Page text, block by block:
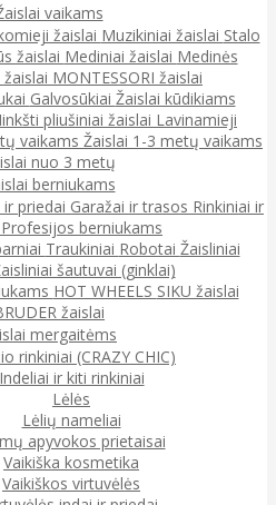
vaikams
žaislai Muzikiniai žaislai Stalo
žaislai Mediniai žaislai Medinės
MONTESSORI žaislai
Galvosūkiai Žaislai kūdikiams
pliušiniai žaislai Lavinamieji
vaikams Žaislai 1-3 metų vaikams
nuo 3 metų
berniukams
priedai Garažai ir trasos Rinkiniai ir
Profesijos berniukams
Traukiniai Robotai Žaisliniai
šautuvai (ginklai)
HOT WHEELS SIKU žaislai
žaislai
mergaitėms
rinkiniai (CRAZY CHIC)
Indeliai ir kiti rinkiniai
Lėlės
Lėlių nameliai
apyvokos prietaisai
Vaikiška kosmetika
Vaikiškos virtuvėlės